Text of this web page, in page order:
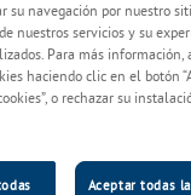
cercana y
su navegación por nuestro
nuestros servicios y su
Para más información,
haciendo clic en el botón
o rechazar su
Aceptar todas